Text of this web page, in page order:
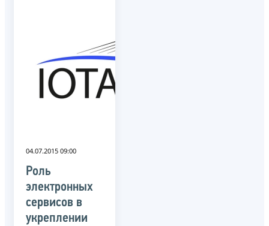
04.07.2015 09:00
Роль
электронных
сервисов в
укреплении